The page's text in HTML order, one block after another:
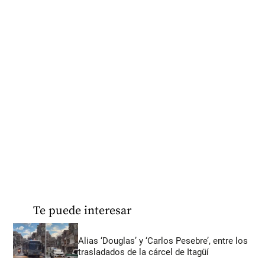
Te puede interesar
Alias ‘Douglas’ y ‘Carlos Pesebre’, entre los
trasladados de la cárcel de Itagüí